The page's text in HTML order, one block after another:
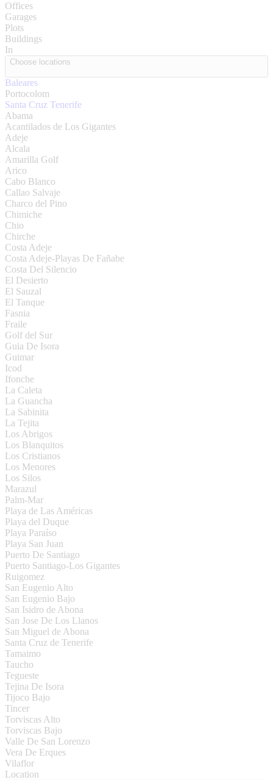
Offices
Garages
Plots
Buildings
In
Choose locations
Baleares
Portocolom
Santa Cruz Tenerife
Abama
Acantilados de Los Gigantes
Adeje
Alcala
Amarilla Golf
Arico
Cabo Blanco
Callao Salvaje
Charco del Pino
Chimiche
Chio
Chirche
Costa Adeje
Costa Adeje-Playas De Fañabe
Costa Del Silencio
El Desierto
El Sauzal
El Tanque
Fasnia
Fraile
Golf del Sur
Guia De Isora
Guimar
Icod
Ifonche
La Caleta
La Guancha
La Sabinita
La Tejita
Los Abrigos
Los Blanquitos
Los Cristianos
Los Menores
Los Silos
Marazul
Palm-Mar
Playa de Las Américas
Playa del Duque
Playa Paraíso
Playa San Juan
Puerto De Santiago
Puerto Santiago-Los Gigantes
Ruigomez
San Eugenio Alto
San Eugenio Bajo
San Isidro de Abona
San Jose De Los Llanos
San Miguel de Abona
Santa Cruz de Tenerife
Tamaimo
Taucho
Tegueste
Tejina De Isora
Tijoco Bajo
Tincer
Torviscas Alto
Torviscas Bajo
Valle De San Lorenzo
Vera De Erques
Vilaflor
Location